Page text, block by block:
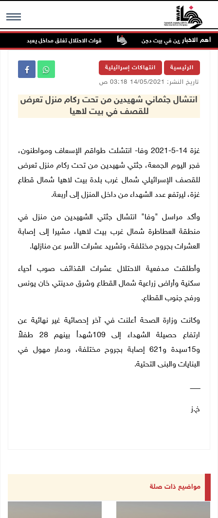
MENU أهم الاخبار
للمستعمرين في بيت دجن قوات الاحتلال تغلق مداخل يعبد جنوب غرب
الرئيسية انتهاكات إسرائيلية
تاريخ النشر: 14/05/2021 03:18 ص
انتشال جثماني شهيدين من تحت ركام منزل تعرض
للقصف في بيت لاهيا
غزة 14-5-2021 وفا- انتشلت طواقم الإسعاف ومواطنون،
فجر اليوم الجمعة، جثتي شهيدين من تحت ركام منزل تعرض
للقصف الإسرائيلي شمال غرب بلدة بيت لاهيا شمال قطاع
غزة، ليرتفع عدد الشهداء من داخل المنزل إلى أربعة.
وأكد مراسل "وفا" انتشال جثتي الشهيدين من منزل في
منطقة العطاطرة شمال غرب بيت لاهيا، مشيرا إلى إصابة
العشرات بجروح مختلفة، وتشريد عشرات الأسر عن منازلها.
وأطلقت مدفعية الاحتلال عشرات القذائف صوب أحياء
سكنية وأراض زراعية شمال القطاع وشرق مدينتي خان يونس
ورفح جنوب القطاع.
وكانت وزارة الصحة أعلنت في آخر إحصائية غير نهائية عن
ارتفاع حصيلة الشهداء إلى 109شهداْ بينهم 28 طفلاً
و15سيدة و621 إصابة بجروح مختلفة، ودمار مهول في
البنايات والبنى التحتية.
ــــــــــ
خ.ز
مواضيع ذات صلة